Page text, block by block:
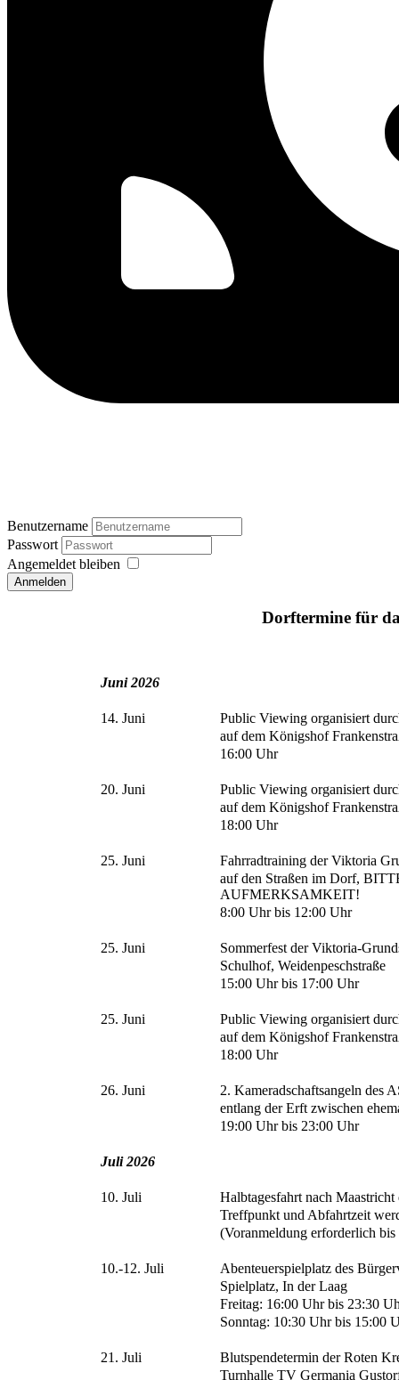
Benutzername
Passwort
Angemeldet bleiben
Anmelden
Dorftermine für
Juni 2026
14. Juni
Public Viewing organisiert
auf dem Königshof
16:00 Uhr
20. Juni
Public Viewing organisiert
auf dem Königshof
18:00 Uhr
25. Juni
Fahrradtraining der Viktoria
auf den Straßen im Dorf,
AUFMERKSAMKEIT!
8:00 Uhr bis 12:00 Uhr
25. Juni
Sommerfest der Viktoria-
Schulhof, Weidenpeschstraße
15:00 Uhr bis 17:00 Uhr
25. Juni
Public Viewing organisiert
auf dem Königshof
18:00 Uhr
26. Juni
2. Kameradschaftsangeln des
entlang der Erft zwischen
19:00 Uhr bis 23:00 Uhr
Juli 2026
10. Juli
Halbtagesfahrt nach
Treffpunkt und Abfahrtzeit
(Voranmeldung erforderlich
10.-12. Juli
Abenteuerspielplatz des
Spielplatz, In der Laag
Freitag: 16:00 Uhr bis 23:30
Sonntag: 10:30 Uhr bis 15:00
21. Juli
Blutspendetermin der Roten
Turnhalle TV Germania